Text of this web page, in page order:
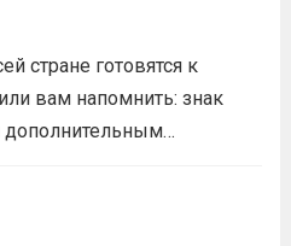
этапа проектной
6 человек, 3 участника
стране готовятся к
вам напомнить: знак
абитуриентам
достижения — и знак